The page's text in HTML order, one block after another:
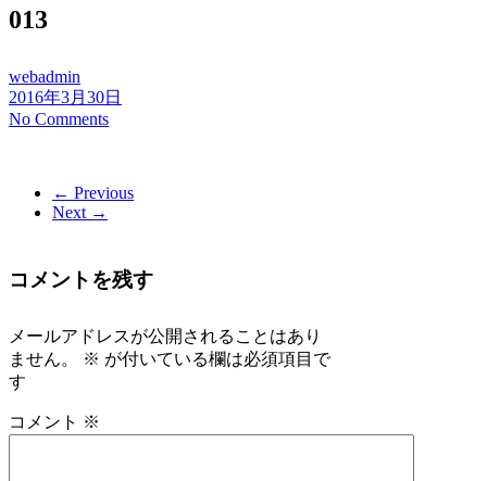
013
webadmin
2016年3月30日
No Comments
← Previous
Next →
コメントを残す
メールアドレスが公開されることはあり
ません。
※ が付いている欄は必須項目で
す
コメント ※